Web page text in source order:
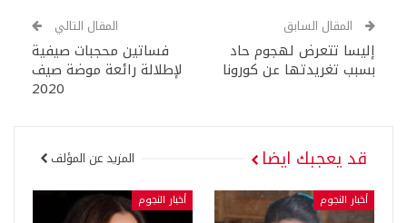
المقال السابق
إليسا تتعرض لهجوم حاد
بسبب تغريدتها عن كورونا
المقال التالي
فساتين محجبات صيفية
لإطلالة رائعة موضة صيف
2020
قد يعجبك ايضا المزيد عن المؤلف
أخبار النجوم أخبار النجوم